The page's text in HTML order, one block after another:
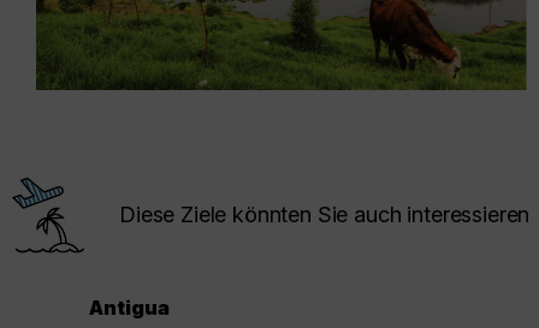
Diese Ziele könnten Sie auch interessieren
Antigua